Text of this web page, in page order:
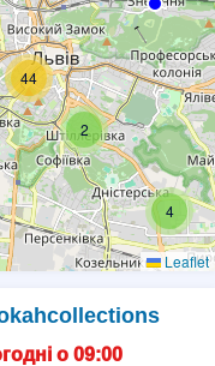
2
4
44
Leaflet
о 09:00